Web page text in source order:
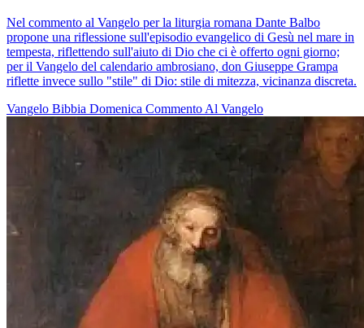
Nel commento al Vangelo per la liturgia romana Dante Balbo
propone una riflessione sull'episodio evangelico di Gesù nel mare in
tempesta, riflettendo sull'aiuto di Dio che ci è offerto ogni giorno;
per il Vangelo del calendario ambrosiano, don Giuseppe Grampa
riflette invece sullo "stile" di Dio: stile di mitezza, vicinanza discreta.
Vangelo Bibbia Domenica Commento Al Vangelo